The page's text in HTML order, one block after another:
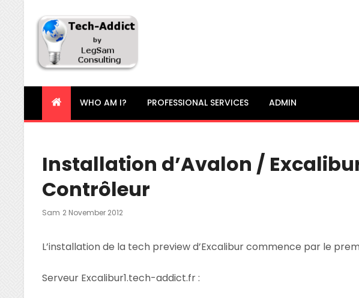
Tech-Addict
Knowledge is power. But only if it is shared!
WHO AM I? PROFESSIONAL SERVICES ADMIN
Installation d’Avalon /
Contrôleur
Sam Posted
2 November 2012
L’installation de la tech preview d’Excalibur commence par le
Serveur Excalibur1.tech-addict.fr :